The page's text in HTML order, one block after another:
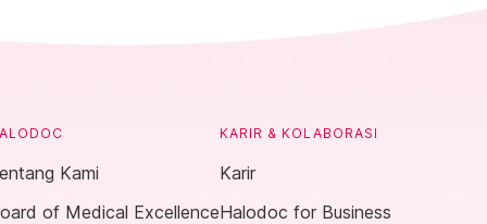
Kami
of Medical Excellence
KARIR & KOLABORASI
Karir
Halodoc for Business